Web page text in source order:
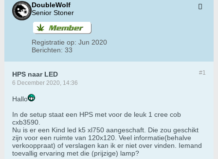
DoubleWolf
Senior Stoner
Registratie op: Jun 2020
Berichten: 33
#1
HPS naar LED
6 December 2020, 14:36
Hallo
In de setup staat een HPS met voor de leuk 1 cree cob
cxb3590.
Nu is er een Kind led k5 xl750 aangeschaft. Die zou geschikt
zijn voor een ruimte van 120x120. Veel informatie(behalve
verkooppraat) of verslagen kan ik er niet over vinden. Iemand
toevallig ervaring met die (prijzige) lamp?